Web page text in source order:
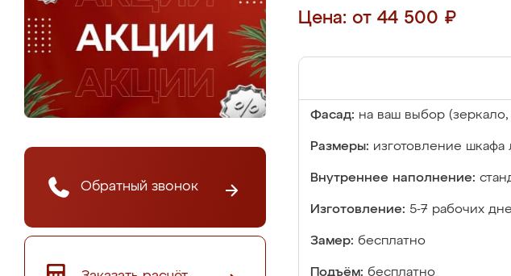
Обратный звонок
Цена: от 44 500 ₽
Фасад: на ваш выбор
Размеры: изготовление
Внутреннее наполнение:
Изготовление: 5-7 рабочих
Замер: бесплатно
Подъём: бесплатно